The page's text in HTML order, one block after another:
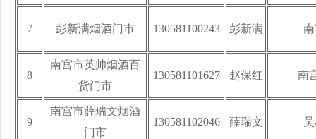
7 彭新满烟酒门市 130581100243 彭新满
8
南宫市英帅烟酒百
货门市
130581101627 赵保红 南
9
南宫市薛瑞文烟酒
门市
130581102046 薛瑞文